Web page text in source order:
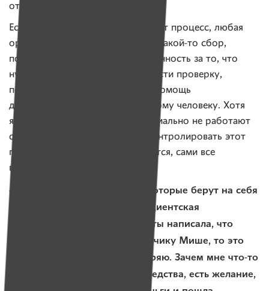
ответственность за выбор.
Если раскладывать до атомов этот процесс, любая
организация, которая запускает какой-то сбор,
по сути, берет на себя ответственность за то, что
нужно связаться с семьей, провести проверку,
подтвердить, что именно такая помощь
действительно нужна именно этому человеку. Хотя
я знаю людей, которые принципиально не работают
с фондами, потому что хотят контролировать этот
процесс от и до: сами связываются, сами все
выясняют и сами помогают.
— Но каков процент людей, которые берут на себя
ответственность? Вот есть пациентская
организация «Геном». И если ты написала, что
нужно собрать на НИВЛ мальчику Мише, то это
действительно нужно, я доверяю. Зачем мне что-то
выяснять, если у меня есть средства, есть желание,